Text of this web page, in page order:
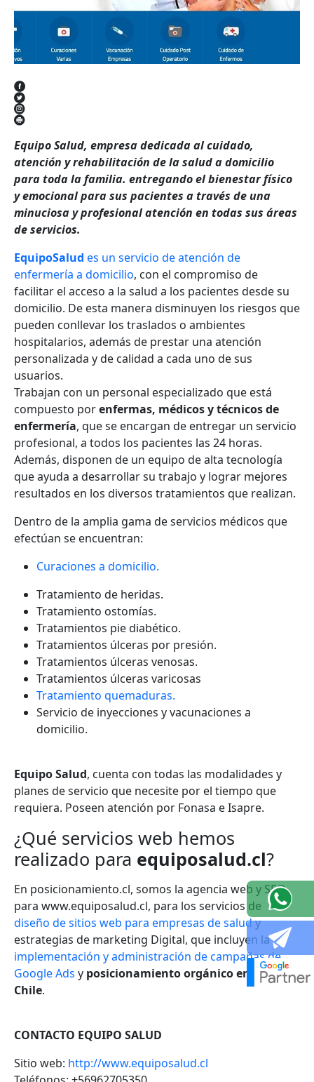
Equipo Salud, empresa dedicada al cuidado,
atención y rehabilitación de la salud a domicilio
para toda la familia. entregando el bienestar físico
y emocional para sus pacientes a través de una
minuciosa y profesional atención en todas sus áreas
de servicios.
EquipoSalud es un servicio de atención de
enfermería a domicilio, con el compromiso de
facilitar el acceso a la salud a los pacientes desde su
domicilio. De esta manera disminuyen los riesgos que
pueden conllevar los traslados o ambientes
hospitalarios, además de prestar una atención
personalizada y de calidad a cada uno de sus
usuarios.
Trabajan con un personal especializado que está
compuesto porenfermas, médicos y técnicos de
enfermería, que se encargan de entregar un servicio
profesional, a todos los pacientes las 24 horas.
Además, disponen de un equipo de alta tecnología
que ayuda a desarrollar su trabajo y lograr mejores
resultados en los diversos tratamientos que realizan.
Dentro de la amplia gama de servicios médicos que
efectúan se encuentran:
Curaciones a domicilio.
Tratamiento de heridas.
Tratamiento ostomías.
Tratamientos pie diabético.
Tratamientos úlceras por presión.
Tratamientos úlceras venosas.
Tratamientos úlceras varicosas
Tratamiento quemaduras.
Servicio de inyecciones y vacunaciones a
domicilio.
Equipo Salud, cuenta con todas las modalidades y
planes de servicio que necesite por el tiempo que
requiera. Poseen atención por Fonasa e Isapre.
¿Qué servicios web hemos
realizado para equiposalud.cl?
En posicionamiento.cl, somos la agencia web y SEO
para www.equiposalud.cl, para los servicios de
diseño de sitios web para empresas de saludy
estrategias de marketing Digital, que incluyen la
implementación y administración de campañas de
Google Ads y posicionamiento orgánico en Google
Chile.
CONTACTO EQUIPO SALUD
Sitio web: http://www.equiposalud.cl